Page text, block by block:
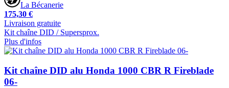
La Bécanerie
175,30 €
Livraison gratuite
Kit chaîne DID / Supersprox.
Plus d'infos
Kit chaîne DID alu Honda 1000 CBR R Fireblade
06-